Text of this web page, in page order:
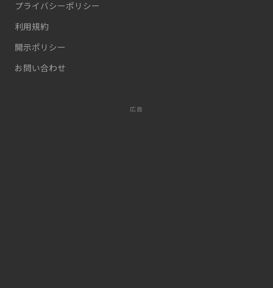
プライバシーポリシー
利用規約
開示ポリシー
お問い合わせ
広告